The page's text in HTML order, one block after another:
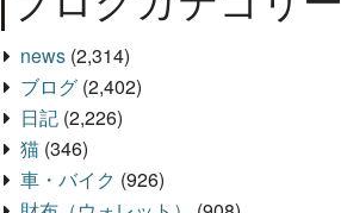
news (2,314)
ブログ (2,402)
日記 (2,226)
猫 (346)
車・バイク (926)